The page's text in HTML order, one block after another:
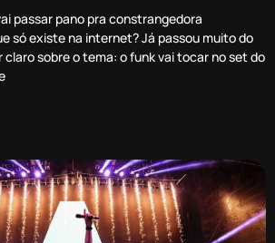
passar pano pra constrangedora
só existe na internet? Já passou muito do
claro sobre o tema: o funk vai tocar no set do